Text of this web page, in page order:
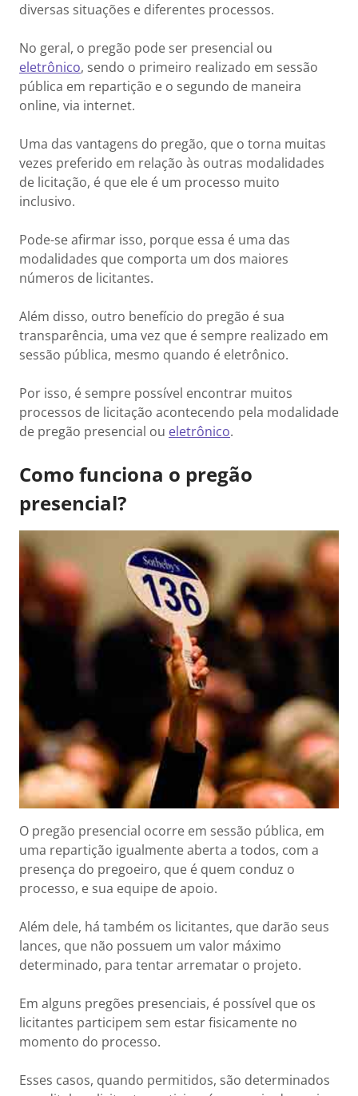
diversas situações e diferentes processos.
No geral, o pregão pode ser presencial ou
eletrônico, sendo o primeiro realizado em sessão
pública em repartição e o segundo de maneira
online, via internet.
Uma das vantagens do pregão, que o torna muitas
vezes preferido em relação às outras modalidades
de licitação, é que ele é um processo muito
inclusivo.
Pode-se afirmar isso, porque essa é uma das
modalidades que comporta um dos maiores
números de licitantes.
Além disso, outro benefício do pregão é sua
transparência, uma vez que é sempre realizado em
sessão pública, mesmo quando é eletrônico.
Por isso, é sempre possível encontrar muitos
processos de licitação acontecendo pela modalidade
de pregão presencial ou eletrônico.
Como funciona o pregão
presencial?
O pregão presencial ocorre em sessão pública, em
uma repartição igualmente aberta a todos, com a
presença do pregoeiro, que é quem conduz o
processo, e sua equipe de apoio.
Além dele, há também os licitantes, que darão seus
lances, que não possuem um valor máximo
determinado, para tentar arrematar o projeto.
Em alguns pregões presenciais, é possível que os
licitantes participem sem estar fisicamente no
momento do processo.
Esses casos, quando permitidos, são determinados